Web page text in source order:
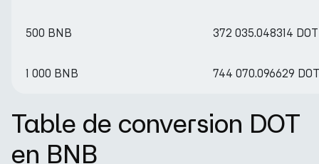
500 BNB 372 035.048314 DOT
1 000 BNB 744 070.096629 DOT
Table de conversion DOT
en BNB